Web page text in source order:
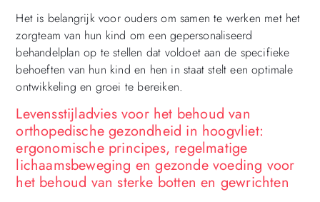
Het is belangrijk voor ouders om samen te werken met het
zorgteam van hun kind om een ​​gepersonaliseerd
behandelplan op te stellen dat voldoet aan de specifieke
behoeften van hun kind en hen in staat stelt een optimale
ontwikkeling en groei te bereiken.
Levensstijladvies voor het behoud van
orthopedische gezondheid in hoogvliet:
ergonomische principes, regelmatige
lichaamsbeweging en gezonde voeding voor
het behoud van sterke botten en gewrichten